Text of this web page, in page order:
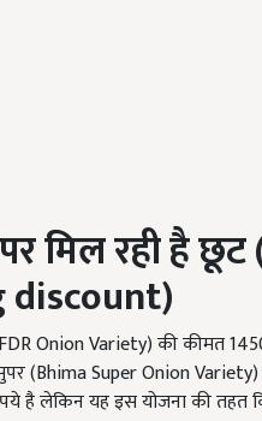
मिल रही है छूट
Onion Variety) की कीमत
(Bhima Super Onion
है लेकिन यह इस योजना की तहत